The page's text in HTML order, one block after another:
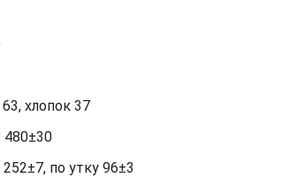
хлопок 37
480±30
по утку 96±3